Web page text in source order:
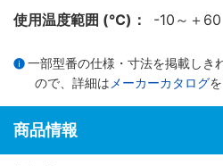
使用温度範囲 (℃)： -10～＋60
一部型番の仕様・寸法を掲載しき
ので、詳細は メーカーカタログ
商品情報